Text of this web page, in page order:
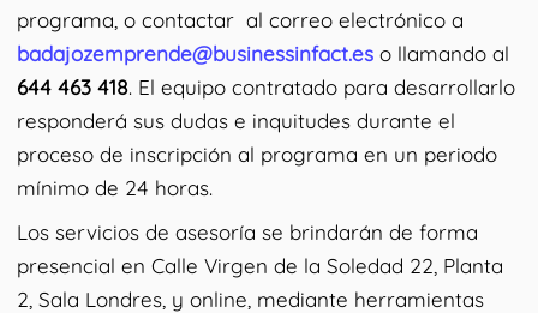
programa, o contactar al correo electrónico a
badajozemprende@businessinfact.eso llamando al
644 463 418. El equipo contratado para desarrollarlo
responderá sus dudas e inquitudes durante el
proceso de inscripción al programa en un periodo
mínimo de 24 horas.
Los servicios de asesoría se brindarán de forma
presencial en Calle Virgen de la Soledad 22, Planta
2, Sala Londres, y online, mediante herramientas